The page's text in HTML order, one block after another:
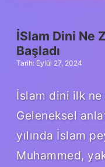
İSlam Dini Ne
Başladı
Tarih: Eylül 27, 2024
İslam dini ilk ne
Geleneksel
yılında İslam
Muhammed,